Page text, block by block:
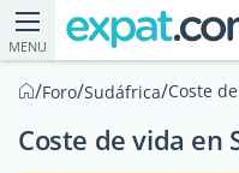
MENU
/Foro/Sudáfrica/Coste
Coste de vida en